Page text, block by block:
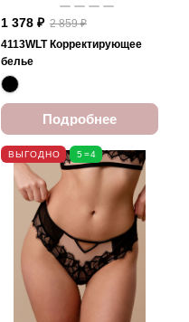
1 378 ₽ 2 859 ₽
4113WLT Корректирующее
белье
Подробнее
ВЫГОДНО 5=4